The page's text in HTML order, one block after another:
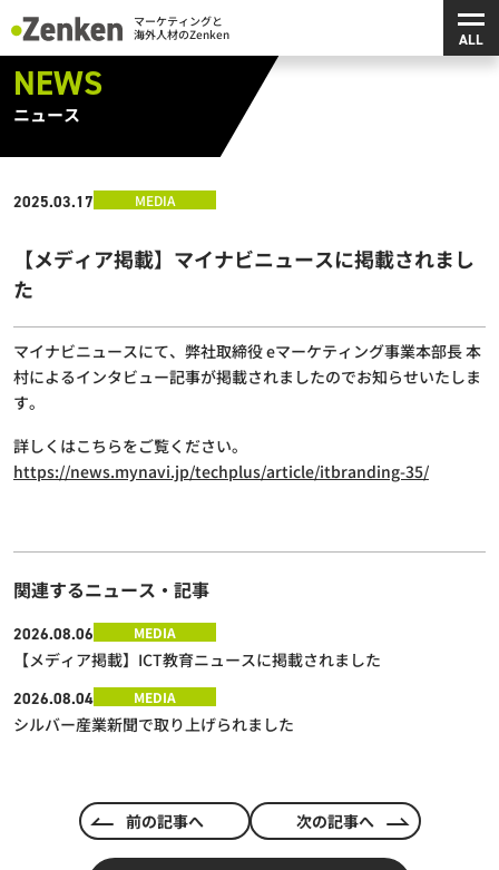
マーケティングと海外人材のZenken
メ
NEWS
ニュース
2025.03.17 MEDIA
【メディア掲載】マイナビニュースに掲載されまし
た
マイナビニュースにて、弊社取締役 eマーケティング事業本部長 本
村によるインタビュー記事が掲載されましたのでお知らせいたしま
す。
詳しくはこちらをご覧ください。
https://news.mynavi.jp/techplus/article/itbranding-35/
関連するニュース・記事
2026.08.06 MEDIA
【メディア掲載】ICT教育ニュースに掲載されました
2026.08.04 MEDIA
シルバー産業新聞で取り上げられました
前の記事へ 次の記事へ